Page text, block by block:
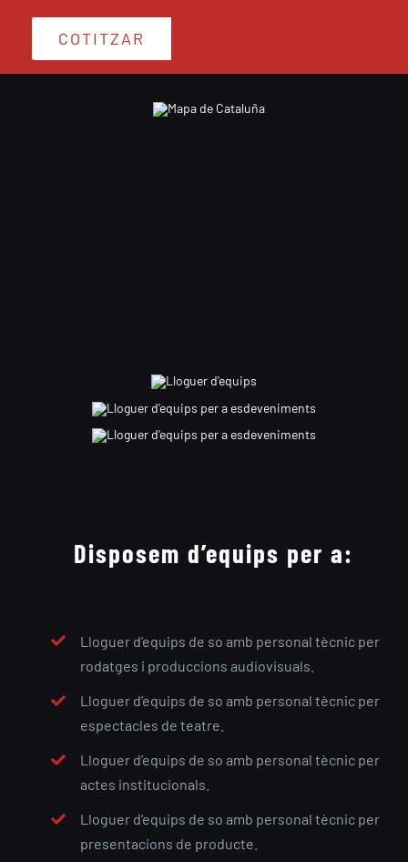
COTITZAR
Disposem d’equips per a:
Lloguer d’equips de so amb personal tècnic per
rodatges i produccions audiovisuals.
Lloguer d’equips de so amb personal tècnic per
espectacles de teatre.
Lloguer d’equips de so amb personal tècnic per
actes institucionals.
Lloguer d’equips de so amb personal tècnic per
presentacions de producte.